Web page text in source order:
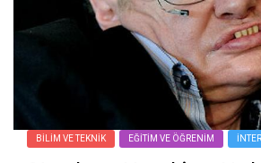
BILIM VE TEKNIK EĞITIM VE ÖĞRENIM